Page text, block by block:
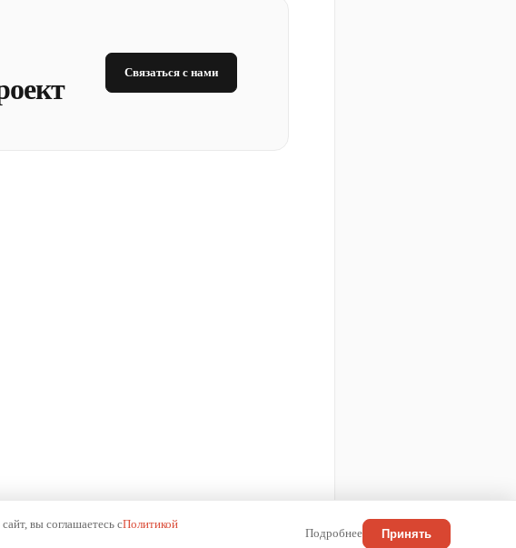
Связаться с нами
вы соглашаетесь сПолитикой
Подробнее Принять